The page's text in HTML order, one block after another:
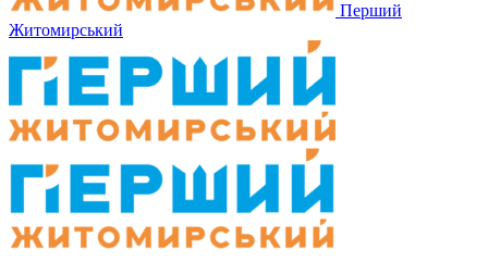
Перший
Житомирський